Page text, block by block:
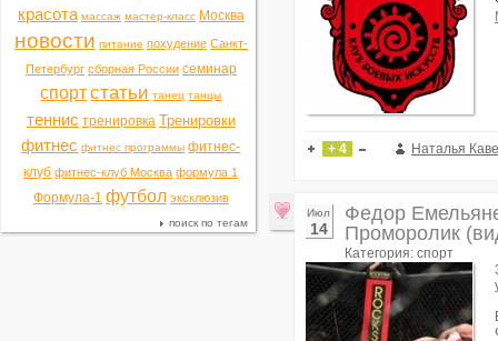
+ 4 Наталья
Июл
14
Федор
Проморолик
Категория: спорт
красота массаж мастер-класс Москва
новости питание похудение Санкт-
Петербург сборная России семинар
спорт статьи танец танцы
теннис тренировка Тренировки
фитнес фитнес программы фитнес-
клуб фитнес-клуб Москва формула 1
Формула-1 футбол эксклюзив
поиск по тегам